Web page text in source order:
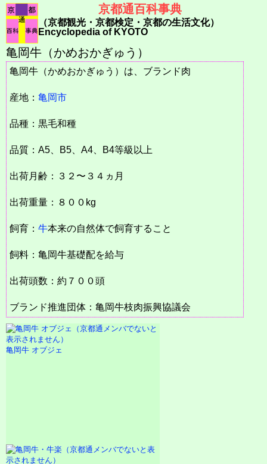
京都通百科事典
（京都観光・京都検定・京都の生活文化）
Encyclopedia of KYOTO
亀岡牛（かめおかぎゅう）
亀岡牛（かめおかぎゅう）は、ブランド肉
産地： 亀岡市
品種：黒毛和種
品質：A5、B5、A4、B4等級以上
出荷月齢：３２〜３４ヵ月
出荷重量：８００kg
飼育： 牛本来の自然体で飼育すること
飼料：亀岡牛基礎配を給与
出荷頭数：約７００頭
ブランド推進団体：亀岡牛枝肉振興協議会
亀岡牛 オブジェ